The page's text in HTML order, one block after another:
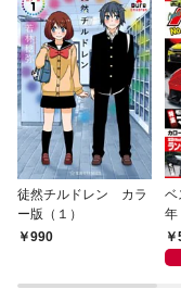
徒然チルドレン カラ
ー版（１）
990
ベ